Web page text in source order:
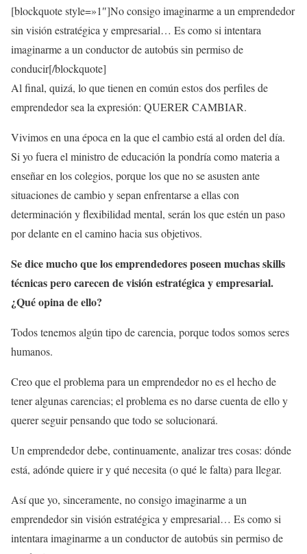
[blockquote style=»1″]No consigo imaginarme a un emprendedor
sin visión estratégica y empresarial… Es como si intentara
imaginarme a un conductor de autobús sin permiso de
conducir[/blockquote]
Al final, quizá, lo que tienen en común estos dos perfiles de
emprendedor sea la expresión: QUERER CAMBIAR.
Vivimos en una época en la que el cambio está al orden del día.
Si yo fuera el ministro de educación la pondría como materia a
enseñar en los colegios, porque los que no se asusten ante
situaciones de cambio y sepan enfrentarse a ellas con
determinación y flexibilidad mental, serán los que estén un paso
por delante en el camino hacia sus objetivos.
Se dice mucho que los emprendedores poseen muchas skills
técnicas pero carecen de visión estratégica y empresarial.
¿Qué opina de ello?
Todos tenemos algún tipo de carencia, porque todos somos seres
humanos.
Creo que el problema para un emprendedor no es el hecho de
tener algunas carencias; el problema es no darse cuenta de ello y
querer seguir pensando que todo se solucionará.
Un emprendedor debe, continuamente, analizar tres cosas: dónde
está, adónde quiere ir y qué necesita (o qué le falta) para llegar.
Así que yo, sinceramente, no consigo imaginarme a un
emprendedor sin visión estratégica y empresarial… Es como si
intentara imaginarme a un conductor de autobús sin permiso de